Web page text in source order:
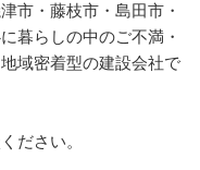
市・藤枝市・島田市・
暮らしの中のご不満・
域密着型の建設会社で
ださい。